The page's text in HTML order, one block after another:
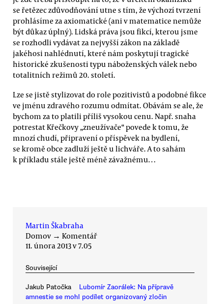
se řetězec zdůvodňování utne s tím, že výchozí tvrzení
prohlásíme za axiomatické (ani v matematice nemůže
být důkaz úplný). Lidská práva jsou fikcí, kterou jsme
se rozhodli vydávat za nejvyšší zákon na základě
jakéhosi nahlédnutí, které nám poskytují tragické
historické zkušenosti typu náboženských válek nebo
totalitních režimů 20. století.
Lze se jistě stylizovat do role pozitivistů a podobné fikce
ve jménu zdravého rozumu odmítat. Obávám se ale, že
bychom za to platili příliš vysokou cenu. Např. snaha
potrestat Křečkovy „zneužívače“ povede k tomu, že
mnozí chudí, připravení o příspěvek na bydlení,
se kromě obce zadluží ještě u lichváře. A to sahám
k příkladu stále ještě méně závažnému…
Martin Škabraha
Domov → Komentář
11. února 2013 v 7.05
Související
Jakub Patočka
Lubomír Zaorálek: Na přípravě
amnestie se mohl podílet organizovaný zločin